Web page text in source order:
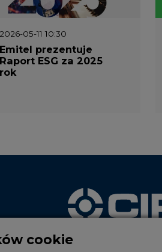
2026-05-11 10:30
Emitel prezentuje
Raport ESG za 2025
rok
cookie